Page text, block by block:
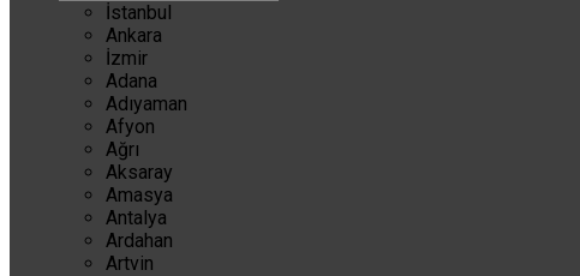
İstanbul
Ankara
İzmir
Adana
Adıyaman
Afyon
Ağrı
Aksaray
Amasya
Antalya
Ardahan
Artvin